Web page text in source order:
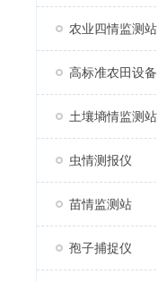
农业四情监测站
高标准农田设备
土壤墒情监测站
虫情测报仪
苗情监测站
孢子捕捉仪